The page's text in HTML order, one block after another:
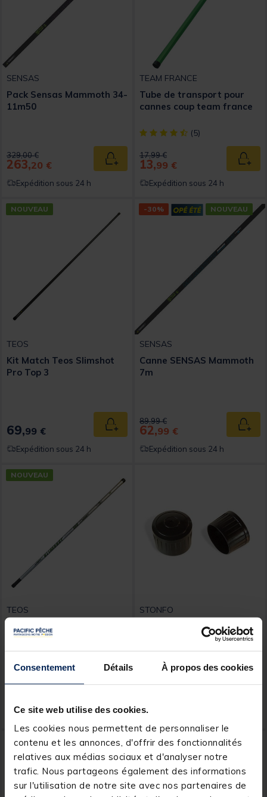
Consentement Détails À propos des cookies
Ce site web utilise des cookies.
Les cookies nous permettent de personnaliser le
contenu et les annonces, d'offrir des fonctionnalités
relatives aux médias sociaux et d'analyser notre
trafic. Nous partageons également des informations
sur l'utilisation de notre site avec nos partenaires de
SENSAS
Pack Sensas Mammoth 34-
11m50
Price reduced from
329,00 €to
263,20 € Ajouter au panier
Expédition sous 24 h
TEAM FRANCE
Tube de transport pour
cannes coup team france
[object Object] out of 5
(5)
Price reduced from
17,99 €to
13,99 €
Expédition sous 24 h
NOUVEAU
TEOS
Kit Match Teos Slimshot
Pro Top 3
69,99 € Ajouter au panier
Expédition sous 24 h
-30% NOUVEAU
SENSAS
Canne SENSAS Mammoth
7m
Price reduced from
89,99 €to
62,99 €
Expédition sous 24 h
NOUVEAU
TEOS
Canne Teos Slimshot Carp
950
Expédition sous 24 h
STONFO
bouchon pour cannes au
[object Object] out of 5
(5)
NOUVEAU NOUVEAU